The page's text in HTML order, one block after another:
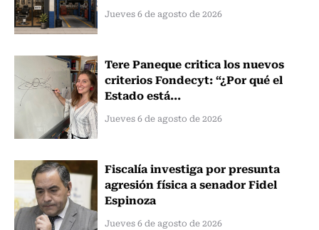
Jueves 6 de agosto de 2026
Tere Paneque critica los nuevos
criterios Fondecyt: “¿Por qué el
Estado está...
Jueves 6 de agosto de 2026
Fiscalía investiga por presunta
agresión física a senador Fidel
Espinoza
Jueves 6 de agosto de 2026